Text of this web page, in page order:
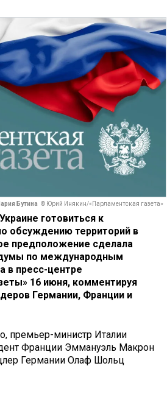
Бутина © Юрий Инякин/«Парламентская газета»
готовиться к
обсуждению территорий в
предположение сделала
по международным
в пресс-центре
16 июня, комментируя
Германии, Франции и
премьер-министр Италии
Франции Эммануэль Макрон
Германии Олаф Шольц